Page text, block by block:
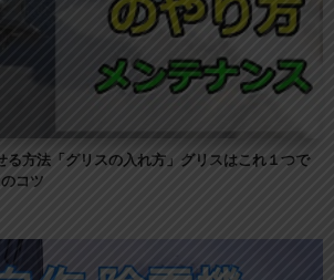
る方法「グリスの入れ方」グリスはこれ１つで
コツ